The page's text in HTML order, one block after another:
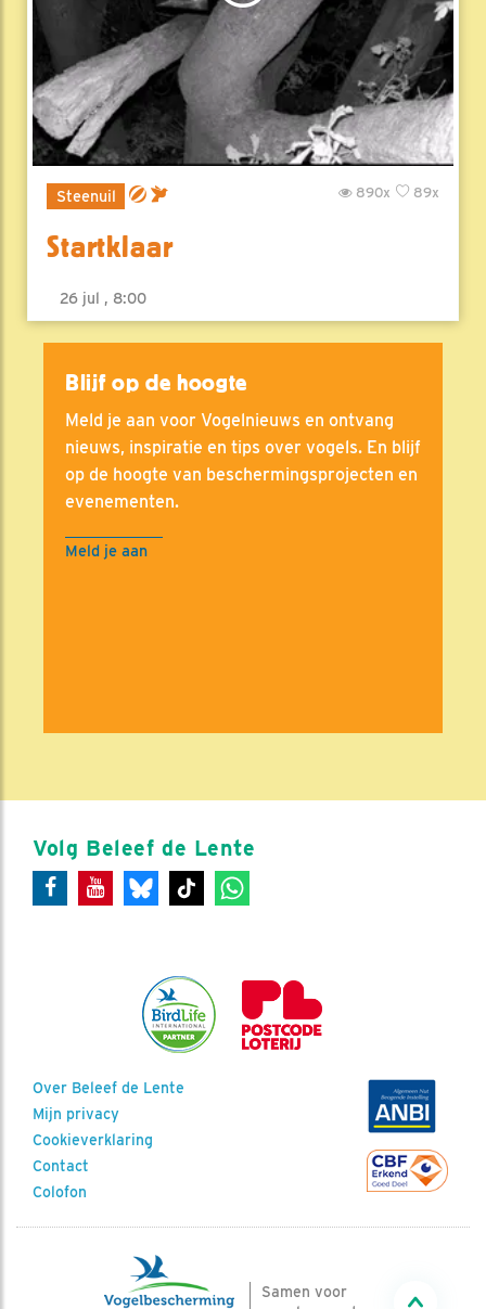
Steenuil 89x
890x
Startklaar
26 jul , 8:00
Blijf op de hoogte
Meld je aan voor Vogelnieuws en ontvang
nieuws, inspiratie en tips over vogels. En blijf
op de hoogte van beschermingsprojecten en
evenementen.
Meld je aan
Volg Beleef de Lente
Over Beleef de Lente
Mijn privacy
Cookieverklaring
Contact
Colofon
Samen voor